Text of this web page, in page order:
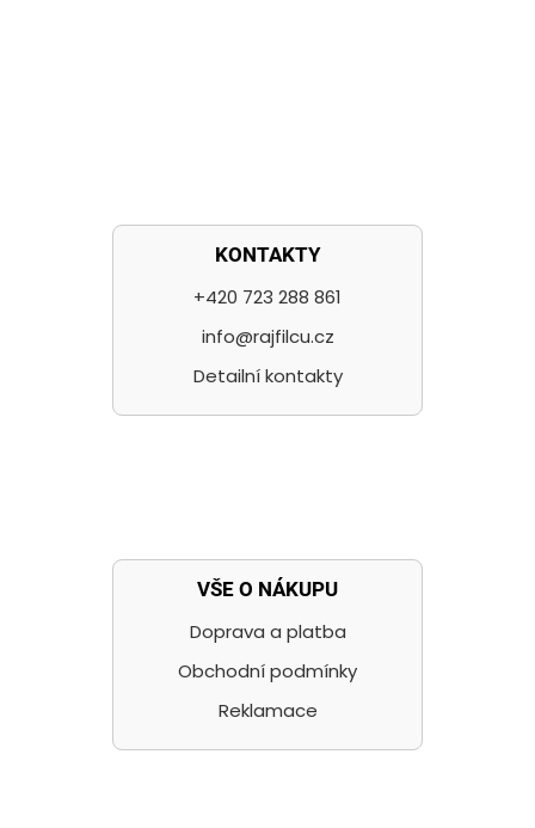
KONTAKTY
+420 723 288 861
info@rajfilcu.cz
Detailní kontakty
VŠE O NÁKUPU
Doprava a platba
Obchodní podmínky
Reklamace